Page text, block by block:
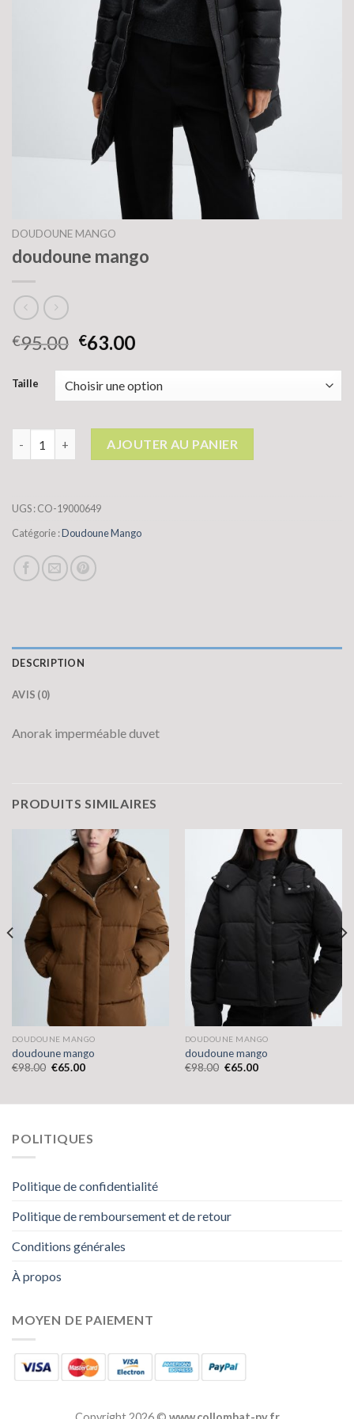
DOUDOUNE MANGO
doudoune mango
€95.00 €63.00
Taille
AJOUTER AU PANIER
UGS :CO-19000649
Catégorie :Doudoune Mango
DESCRIPTION
AVIS (0)
Anorak imperméable duvet
PRODUITS SIMILAIRES
DOUDOUNE MANGO
doudoune mango
€98.00 €65.00
DOUDOUNE MANGO
doudoune mango
€98.00 €65.00
POLITIQUES
Politique de confidentialité
Politique de remboursement et de retour
Conditions générales
À propos
MOYEN DE PAIEMENT